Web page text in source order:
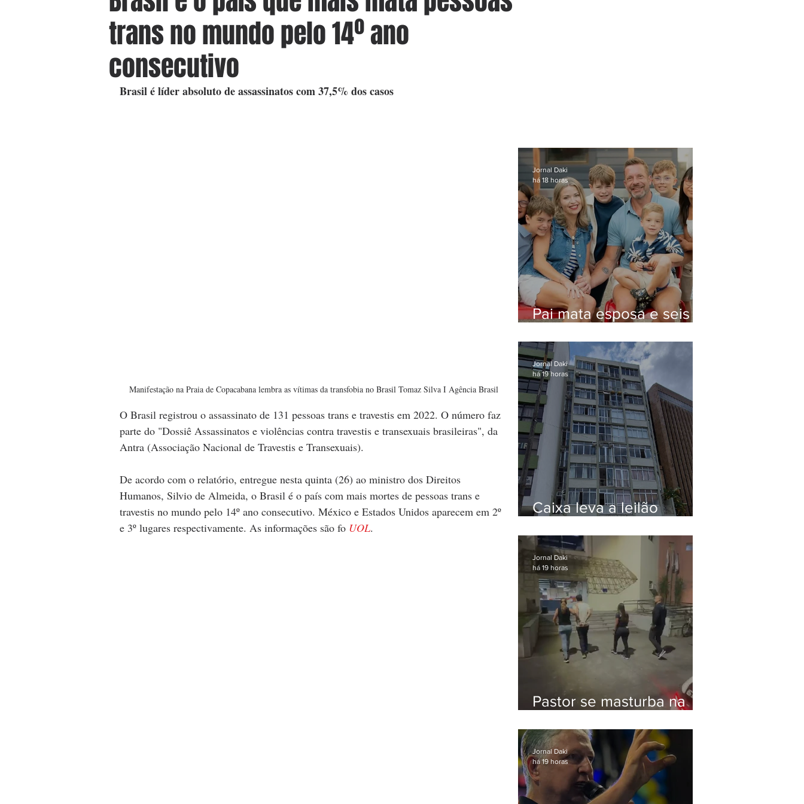
trans no mundo pelo 14º ano
consecutivo
Brasil é líder absoluto de assassinatos com 37,5% dos casos
Manifestação na Praia de Copacabana lembra as vítimas da transfobia no Brasil Tomaz Silva I Agência Brasil
O Brasil registrou o assassinato de 131 pessoas trans e travestis em 2022. O número faz
parte do "Dossiê Assassinatos e violências contra travestis e transexuais brasileiras", da
Antra (Associação Nacional de Travestis e Transexuais).
De acordo com o relatório, entregue nesta quinta (26) ao ministro dos Direitos
Humanos, Silvio de Almeida, o Brasil é o país com mais mortes de pessoas trans e
travestis no mundo pelo 14º ano consecutivo. México e Estados Unidos aparecem em 2º
e 3º lugares respectivamente. As informações são fo UOL.
Pai mata esposa e seis
funeral
Jornal Daki
há 18 horas
Caixa leva a leilão
Bolsonaro em Botafogo
Jornal Daki
há 19 horas
Pastor se masturba na
preso na Zona Oeste
Jornal Daki
há 19 horas
Jornal Daki
há 19 horas